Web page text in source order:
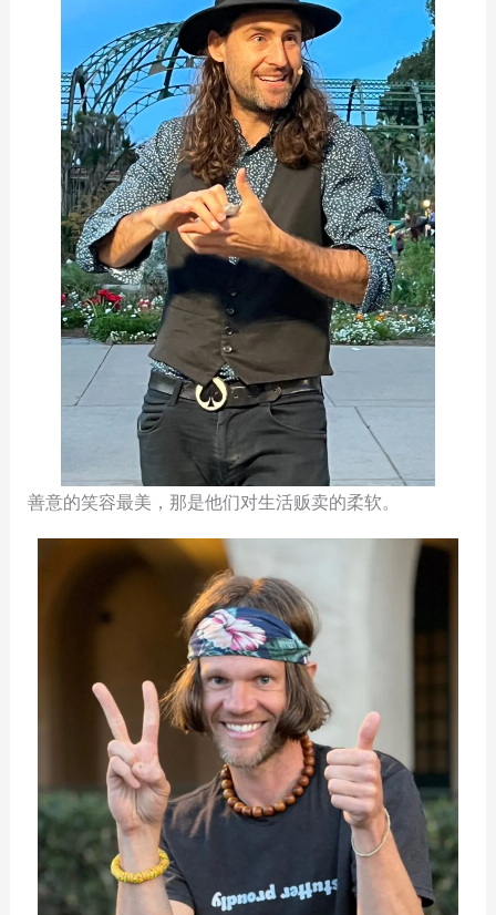
善意的笑容最美，那是他们对生活贩卖的柔软。